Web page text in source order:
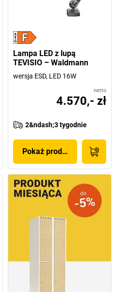
oraz do wyboru spośród naszej
lamp.
Lampa LED z lupą
TEVISIO – Waldmann
wersja ESD, LED 16W
netto
4.570,- zł
2&ndash;3 tygodnie
Pokaż produkt